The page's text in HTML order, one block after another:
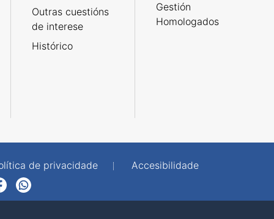
Outras cuestións
de interese
Histórico
Gestión
Homologados
de privacidade
Accesibilidade